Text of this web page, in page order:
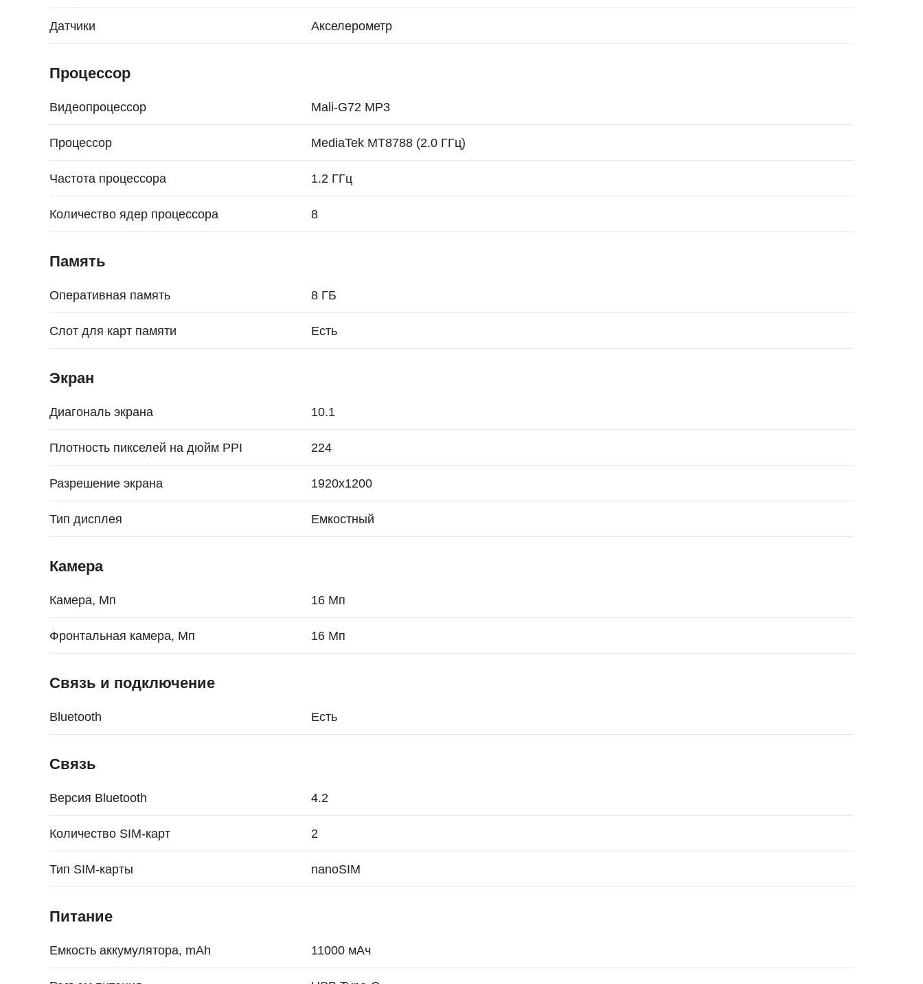
Датчики Акселерометр
Процессор
Видеопроцессор Mali-G72 MP3
Процессор MediaTek MT8788 (2.0 ГГц)
Частота процессора 1.2 ГГц
Количество ядер процессора 8
Память
Оперативная память 8 ГБ
Слот для карт памяти Есть
Экран
Диагональ экрана 10.1
Плотность пикселей на дюйм PPI 224
Разрешение экрана 1920x1200
Тип дисплея Емкостный
Камера
Камера, Мп 16 Мп
Фронтальная камера, Мп 16 Мп
Связь и подключение
Bluetooth Есть
Связь
Версия Bluetooth 4.2
Количество SIM-карт 2
Тип SIM-карты nanoSIM
Питание
Емкость аккумулятора, mAh 11000 мАч